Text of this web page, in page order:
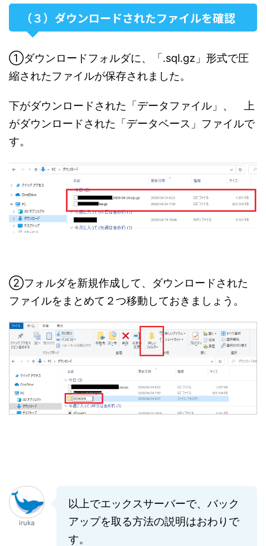
（３）ダウンロードされたファイルを確認
①ダウンロードフォルダに、「.sql.gz」形式で圧
縮されたファイルが保存されました。
下がダウンロードされた「データファイル」、 上
がダウンロードされた「データベース」ファイルで
す。
②フォルダを新規作成して、ダウンロードされた
ファイルをまとめて２つ移動しておきましょう。
iruka
以上でエックスサーバーで、バック
アップを取る方法の説明はおわりで
す。